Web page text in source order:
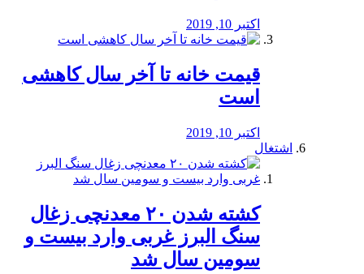
اکتبر 10, 2019
قیمت خانه تا آخر سال کاهشی
است
اکتبر 10, 2019
اشتغال
کشته شدن ۲۰ معدنچی زغال
سنگ البرز غربی وارد بیست و
سومین سال شد